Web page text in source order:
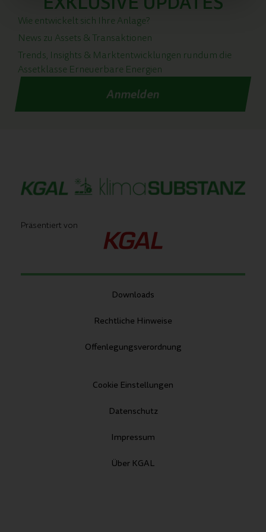
Wie entwickelt sich Ihre Anlage?
News zu Assets & Transaktionen
Trends, Insights & Marktentwicklungen rundum die
Assetklasse Erneuerbare Energien
Anmelden
Präsentiert von
Downloads
Rechtliche Hinweise
Offenlegungsverordnung
Cookie Einstellungen
Datenschutz
Impressum
Über KGAL